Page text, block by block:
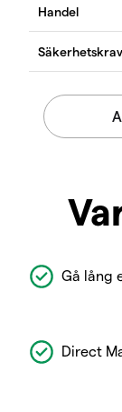
Gå lång
Direct